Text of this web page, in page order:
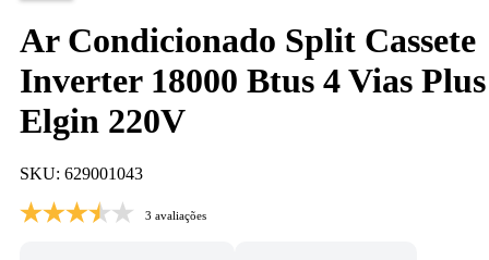
Ar Condicionado Split Cassete
Inverter 18000 Btus 4 Vias Plus
Elgin 220V
SKU: 629001043
3 avaliações